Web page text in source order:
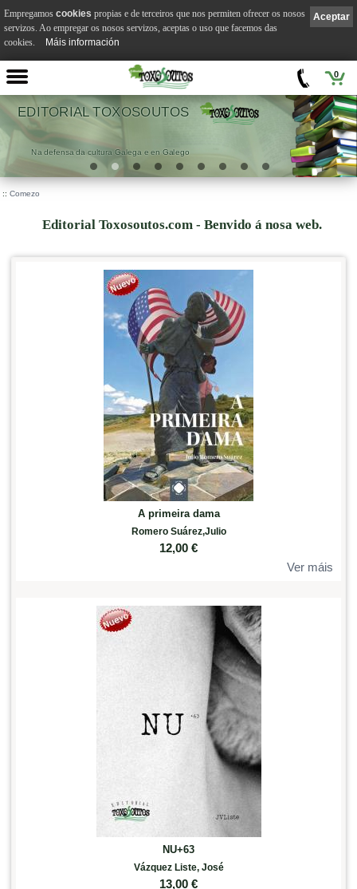
0
EDITORIAL TOXOSOUTOS
Na defensa da cultura Galega e en Galego
:: Comezo
Editorial Toxosoutos.com - Benvido á nosa web.
A primeira dama
Romero Suárez,Julio
12,00 €
Ver máis
NU+63
Vázquez Liste, José
13,00 €
Aceptar
Empregamos cookies propias e de terceiros que nos permiten ofrecer os nosos
servizos. Ao empregar os nosos servizos, aceptas o uso que facemos das
cookies.
Máis información